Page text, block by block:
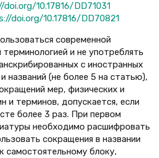
10.17816/DD71031
doi.org/10.17816/DD70821
современной
и не употреблять
с иностранных
названий (не более 5 на статью),
мер, физических и
и терминов, допускается, если
более 3 раз. При первом
необходимо расшифровать
сокращения в названии
самостоятельному блоку,